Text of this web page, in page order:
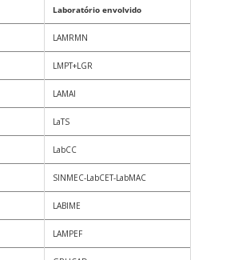
Laboratório envolvido
LAMRMN
LMPT+LGR
LAMAI
LaTS
LabCC
SINMEC-LabCET-LabMAC
LABIME
LAMPEF